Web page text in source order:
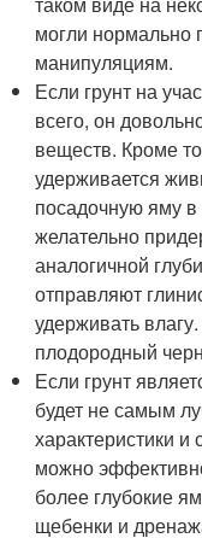
могли нормально
манипуляциям.
Если грунт на
всего, он
веществ. Кроме
удерживается
посадочную яму в
желательно
аналогичной
отправляют
удерживать
плодородный
Если грунт
будет не самым
характеристики и
можно
более глубокие
щебенки и